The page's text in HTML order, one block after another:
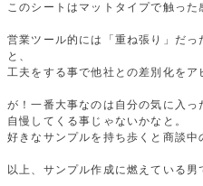
このシートはマットタイプで触った
営業ツール的には「重ね張り」だっ
と、
工夫をする事で他社との差別化をア
が！一番大事なのは自分の気に入
自慢してくる事じゃないかなと。
好きなサンプルを持ち歩くと商談中
以上、サンプル作成に燃えている男